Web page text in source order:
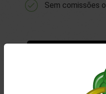
Sem comissões